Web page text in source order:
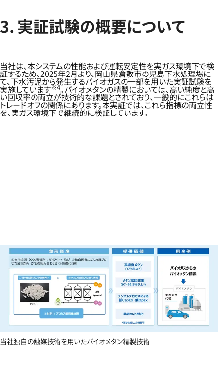
3. 実証試験の概要について
当社は、本システムの性能および運転安定性を実ガス環境下で検
証するため、2025年2月より、岡山県倉敷市の児島下水処理場に
て、下水汚泥から発生するバイオガスの一部を用いた実証試験を
実施しています※4。バイオメタンの精製においては、高い純度と高
い回収率の両立が技術的な課題とされており、一般的にこれらは
トレードオフの関係にあります。本実証では、これら指標の両立性
を、実ガス環境下で継続的に検証しています。
当社独自の触媒技術を用いたバイオメタン精製技術